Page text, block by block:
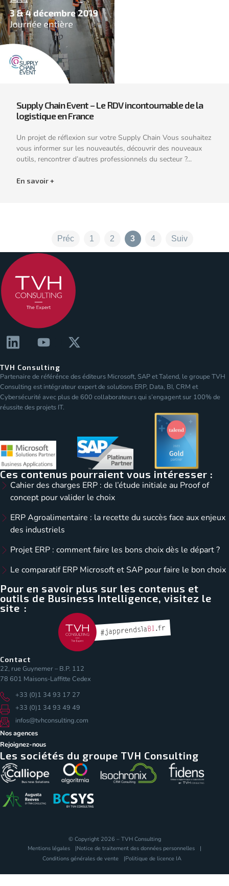
Supply Chain Event – Le RDV incontournable de la
logistique en France
Un projet de réflexion sur votre Supply Chain Vous souhaitez
vous informer sur les nouveautés, découvrir des nouveaux
outils, rencontrer d’autres professionnels du secteur ?...
En savoir +
Préc 1 2 3 4 Suiv
TVH Consulting
Partenaire de référénce des éditeurs Microsoft, SAP et Talend, le groupe TVH
Consulting est intégrateur expert de solutions ERP, Data, BI, CRM et
Cybersécurité avec plus de 600 collaborateurs qui s’engagent sur 100% de
réussite des projets IT.
Ces contenus pourraient vous intéresser :
Cahier des charges ERP : de l’étude initiale au Proof of
concept pour valider le choix
ERP Agroalimentaire : la recette du succès face aux enjeux
des industriels
Projet ERP : comment faire les bons choix dès le départ ?
Le comparatif ERP Microsoft et SAP pour faire le bon choix
Pour en savoir plus sur les contenus et
outils de Business Intelligence, visitez le
site :
Contact
22, rue Guynemer – B.P. 112
78 601 Maisons-Laffitte Cedex
+33 (0)1 34 93 17 27
+33 (0)1 34 93 49 49
infos@tvhconsulting.com
Nos agences
Rejoignez-nous
Les sociétés du groupe TVH Consulting
© Copyright 2026 – TVH Consulting
Mentions légales
Notice de traitement des données personnelles
Conditions générales de vente
Politique de licence IA